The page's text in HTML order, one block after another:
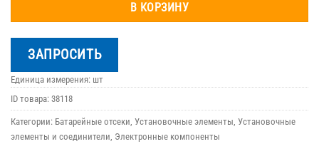
В КОРЗИНУ
ЗАПРОСИТЬ
Единица измерения: шт
ID товара: 38118
Категории: Батарейные отсеки Установочные элементы Установочные
элементы и соединители Электронные компоненты